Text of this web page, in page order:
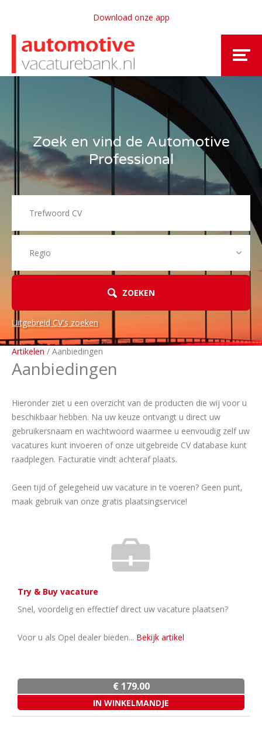
Download onze app
Zoek en vind de Automotive
Professional
ZOEKEN
Uitgebreid CV's zoeken
Artikelen / Aanbiedingen
Aanbiedingen
Hieronder ziet u een overzicht van de producten die wij voor u
beschikbaar hebben. Na uw keuze ontvangt u direct uw
gebruikersnaam en wachtwoord waarmee u eenvoudig zelf uw
vacatures kunt invoeren of onze uitgebreide CV database kunt
raadplegen. Facturatie vindt achteraf plaats.
Geen tijd of gelegeheid uw vacature in te voeren? Geen punt,
maak gebruik van onze gratis plaatsingservice!
Try & Buy vacature
Snel, voordelig en effectief direct uw vacature plaatsen?
Voor u als Opel dealer bieden... Bekijk artikel
€ 179.00